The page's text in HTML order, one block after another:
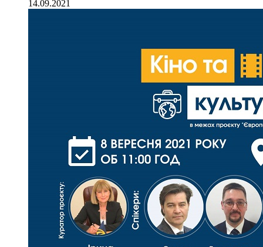
14.09.2021